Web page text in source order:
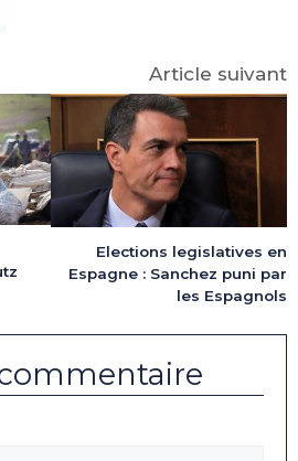
Article suivant
Elections legislatives en
Espagne : Sanchez puni par
les Espagnols